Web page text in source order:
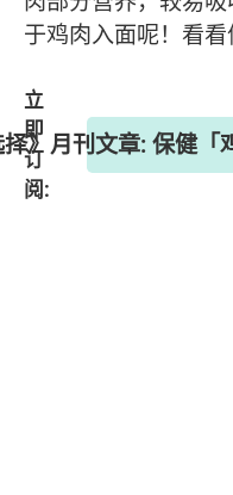
于鸡肉入面呢！看看
立
即
订
阅:
》月刊文章: 保健